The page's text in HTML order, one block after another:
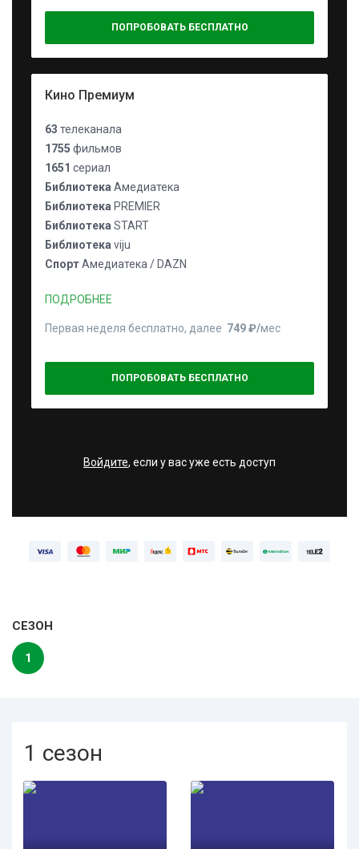
ПОПРОБОВАТЬ БЕСПЛАТНО
Кино Премиум
63 телеканала
1755 фильмов
1651 сериал
Библиотека Амедиатека
Библиотека PREMIER
Библиотека START
Библиотека viju
СпортАмедиатека / DAZN
ПОДРОБНЕЕ
Первая неделя бесплатно, далее 749 ₽⁠/⁠мес
ПОПРОБОВАТЬ БЕСПЛАТНО
Войдите, если у вас уже есть доступ
СЕЗОН
1
1 сезон